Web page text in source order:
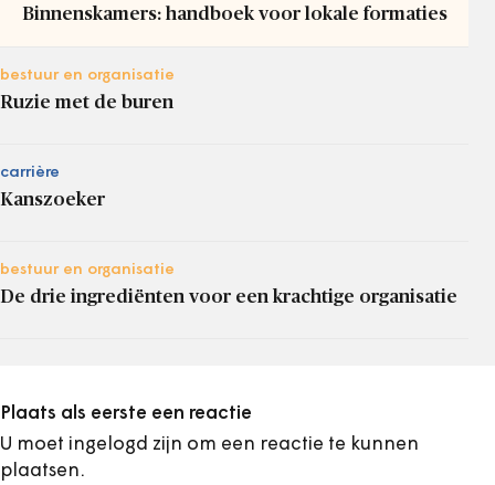
Binnenskamers: handboek voor lokale formaties
bestuur en organisatie
Ruzie met de buren
carrière
Kanszoeker
bestuur en organisatie
De drie ingrediënten voor een krachtige organisatie
Plaats als eerste een reactie
U moet ingelogd zijn om een reactie te kunnen
plaatsen.